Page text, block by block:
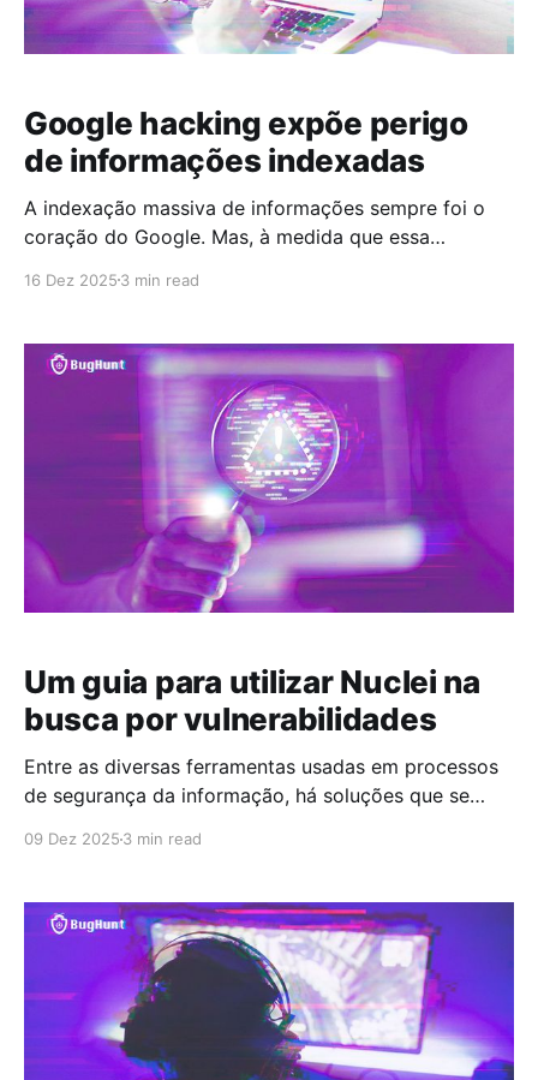
Google hacking expõe perigo
de informações indexadas
A indexação massiva de informações sempre foi o
coração do Google. Mas, à medida que essa
involuntária de dados sensíveis. O fenômeno
mostra como consultas avançadas na busca podem
revelar documentos privados, pastas expostas,
planilhas sigilosas, logins
16 Dez 2025 3 min read
Um guia para utilizar Nuclei na
busca por vulnerabilidades
Entre as diversas ferramentas usadas em processos
de segurança da informação, há soluções que se
substitui metodologias completas de avaliação, mas
pode apoiar verificações estruturadas e repetitivas,
09 Dez 2025 3 min read